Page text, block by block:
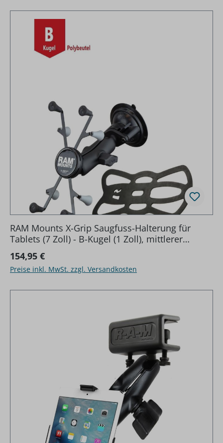
RAM Mounts X-Grip Saugfuss-Halterung für
Tablets (7 Zoll) - B-Kugel (1 Zoll), mittlerer
Verbindungsarm
Regulärer Preis:
154,95 €
Preise inkl. MwSt. zzgl. Versandkosten